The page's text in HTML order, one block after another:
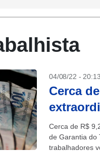
04/08/22 -
Cerca
Cerca de R$
de Garantia do
trabalhadores